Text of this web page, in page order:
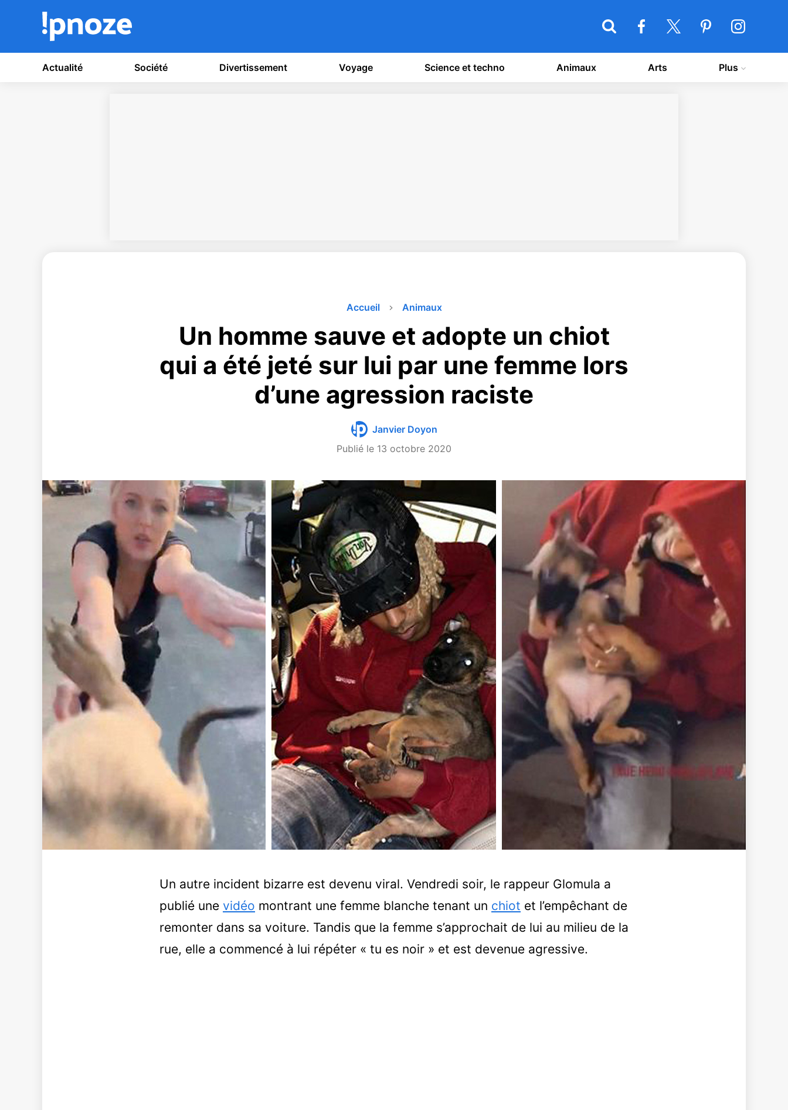
Actualité Société Divertissement Voyage Science et techno Animaux Arts Plus
Accueil Animaux
Un homme sauve et adopte un chiot
qui a été jeté sur lui par une femme lors
d’une agression raciste
Janvier Doyon
Publié le 13 octobre 2020
Un autre incident bizarre est devenu viral. Vendredi soir, le rappeur Glomula a
publié une vidéo montrant une femme blanche tenant un chiot et l’empêchant de
remonter dans sa voiture. Tandis que la femme s’approchait de lui au milieu de la
rue, elle a commencé à lui répéter « tu es noir » et est devenue agressive.